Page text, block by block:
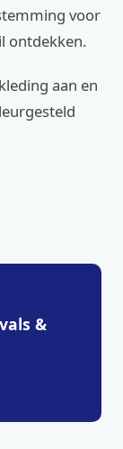
voor
ontdekken.
aan en
&